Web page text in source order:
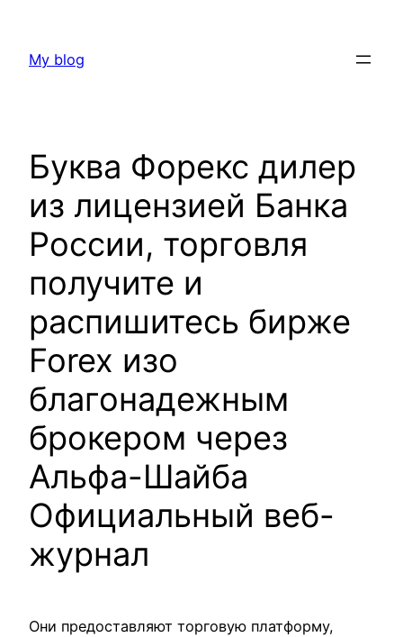
content
My blog
Буква Форекс дилер
из лицензией Банка
России, торговля
получите и
распишитесь бирже
Forex изо
благонадежным
брокером через
Альфа-Шайба
Официальный веб-
журнал
Они предоставляют торговую платформу,